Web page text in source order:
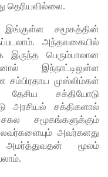
தெரியவில்லை.
இங்குள்ள சமூகத்தின்
அந்தவகையில்
இருந்த பெரும்பாலான
இந்நாட்டிலுள்ள
சம்பிரதாய முஸ்லிம்கள்
சக்தியோடு
அரசியல் சக்திகளால்
சமூகங்களுக்கும்
அவர்களது
அமர்த்துவதன் மூலம்